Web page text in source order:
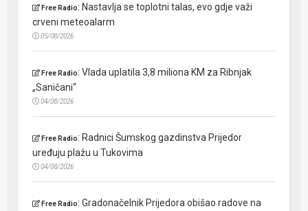
Free Radio: Nastavlja se toplotni talas, evo gdje važi
crveni meteoalarm
05/08/2026
Free Radio:Vlada uplatila 3,8 miliona KM za Ribnjak
„Saničani“
04/08/2026
Free Radio: Radnici Šumskog gazdinstva Prijedor
uređuju plažu u Tukovima
04/08/2026
Free Radio:Gradonačelnik Prijedora obišao radove na